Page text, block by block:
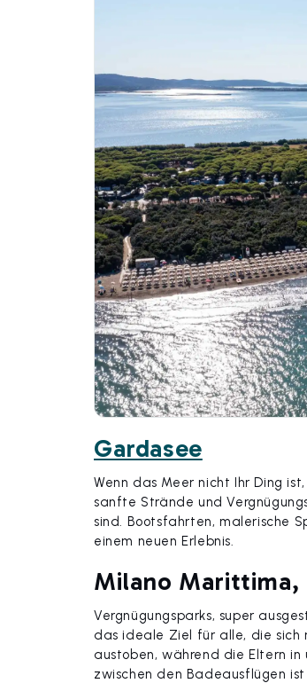
Gardasee
Wenn das Meer nicht Ihr Ding
sanfte Strände und
sind. Bootsfahrten, malerische
einem neuen Erlebnis.
Milano Marittima,
Vergnügungsparks, super
das ideale Ziel für alle, die sich
austoben, während die Eltern in
zwischen den Badeausflügen